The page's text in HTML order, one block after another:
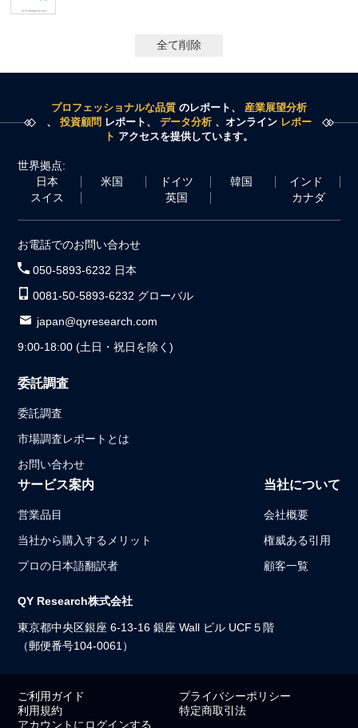
全て削除
プロフェッショナルな品質 のレポート、 産業展望分析
、 投資顧問 レポート、 データ分析 、オンライン レポー
ト アクセスを提供しています。
世界拠点:
日本
米国 ドイツ 韓国
インド
スイス
英国 カナダ
お電話でのお問い合わせ
050-5893-6232 日本
0081-50-5893-6232 グローバル
japan@qyresearch.com
9:00-18:00 (土日・祝日を除く)
委託調査
委託調査
市場調査レポートとは
お問い合わせ
サービス案内
営業品目
当社から購入するメリット
プロの日本語翻訳者
当社について
会社概要
権威ある引用
顧客一覧
QY Research株式会社
東京都中央区銀座 6-13-16 銀座 Wall ビル UCF５階
（郵便番号104-0061）
ご利用ガイド
プライバシーポリシー
利用規約
特定商取引法
アカウントにログインする